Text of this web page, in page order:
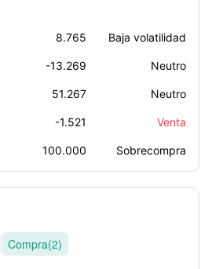
8.765 Baja volatilidad
-13.269 Neutro
51.267 Neutro
-1.521 Venta
100.000 Sobrecompra
Compra(2)